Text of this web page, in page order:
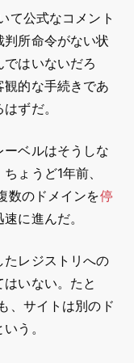
て公式なコメント
所命令がない状
はいないだろ
観的な手続きであ
ずだ。
ベルはそうしな
ょうど1年前、
数のドメインを停
に進んだ。
レジストリへの
いない。たと
、サイトは別のド
う。